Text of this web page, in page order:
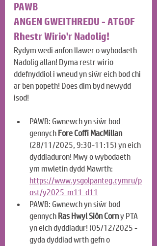
PAWB
ANGEN GWEITHREDU - ATGOF
Rhestr Wirio'r Nadolig!
Rydym wedi anfon llawer o wybodaeth
Nadolig allan! Dyma restr wirio
ddefnyddiol i wneud yn siŵr eich bod chi
ar ben popeth! Does dim byd newydd
isod!
PAWB: Gwnewch yn siŵr bod
gennych Fore Coffi MacMillan
(28/11/2025, 9:30-11:15) yn eich
dyddiaduron! Mwy o wybodaeth
ym mwletin dydd Mawrth:
https://www.ysgolpanteg.cymru/p
ost/y2025-m11-d11
PAWB: Gwnewch yn siŵr bod
gennych Ras Hwyl Siôn Corn y PTA
yn eich dyddiadur! (05/12/2025 -
gyda dyddiad wrth gefn o